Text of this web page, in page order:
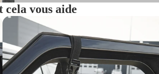
cela vous aide